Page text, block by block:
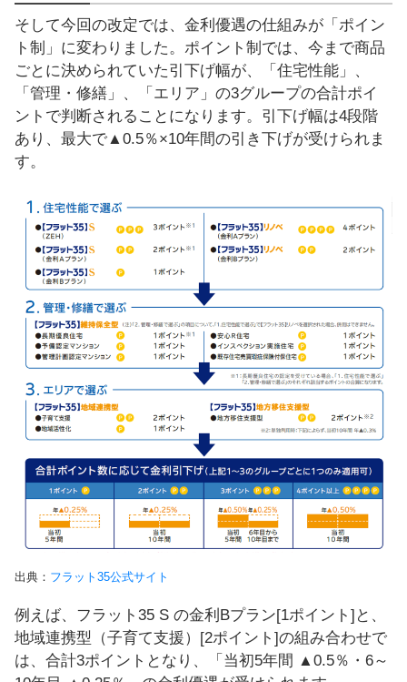
そして今回の改定では、金利優遇の仕組みが「ポイン
ト制」に変わりました。ポイント制では、今まで商品
ごとに決められていた引下げ幅が、「住宅性能」、
「管理・修繕」、「エリア」の3グループの合計ポイ
ントで判断されることになります。引下げ幅は4段階
あり、最大で▲0.5％×10年間の引き下げが受けられま
す。
出典： フラット35公式サイト
例えば、フラット35 S の金利Bプラン[1ポイント]と、
地域連携型（子育て支援）[2ポイント]の組み合わせで
は、合計3ポイントとなり、「当初5年間 ▲0.5％・6～